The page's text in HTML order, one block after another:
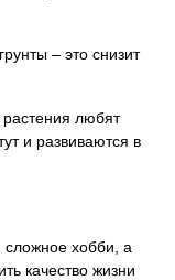
– это снизит
любят
и развиваются в
хобби, а
качество жизни